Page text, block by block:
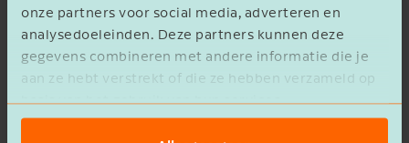
onze partners voor social media, adverteren en
analysedoeleinden. Deze partners kunnen deze
gegevens combineren met andere informatie die je
aan ze hebt verstrekt of die ze hebben verzameld op
basis van het gebruik van hun services.
nieuwe HR-manager Inge Venema en het verder
opleiden van de HR-medewerkster. Samen
zetten zij nu de volgende stappen, waaronder
het verder uitrollen van een professioneel
onboardingprogramma en de interne CF-